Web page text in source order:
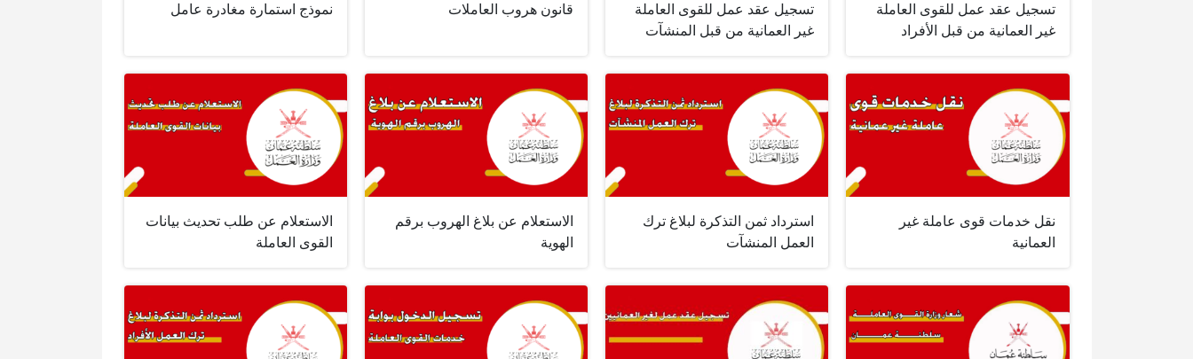
تسجيل عقد عمل للقوى العاملة
غير العمانية من قبل الأفراد
تسجيل عقد عمل للقوى العاملة
غير العمانية من قبل المنشآت
قانون هروب العاملات نموذج استمارة مغادرة عامل
نقل خدمات قوى عاملة غير
العمانية
استرداد ثمن التذكرة لبلاغ ترك
العمل المنشآت
الاستعلام عن بلاغ الهروب برقم
الهوية
الاستعلام عن طلب تحديث بيانات
القوى العاملة